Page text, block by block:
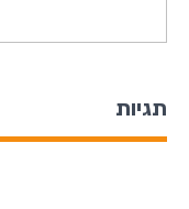
תגיות